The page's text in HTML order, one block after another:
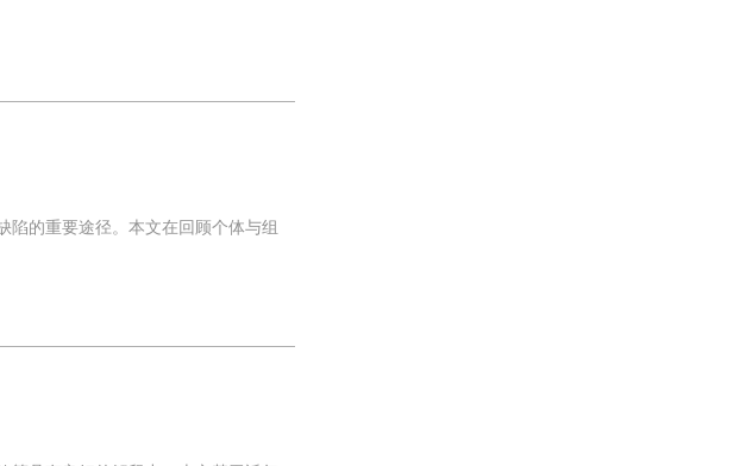
陷的重要途径。本文在回顾个体与组